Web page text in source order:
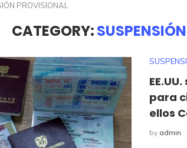
PROVISIONAL
CATEGORY:
para
ellos
by admin